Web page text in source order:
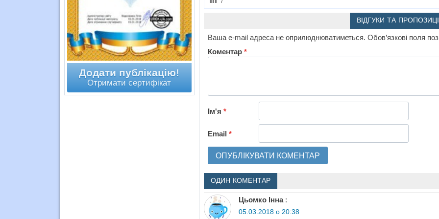
ВІДГУКИ ТА
Ваша e-mail адреса не оприлюднюватиметься. Обов’язкові поля
Коментар *
Ім'я *
Email *
ОДИН КОМЕНТАР
Цьомко Інна :
05.03.2018 о 20:38
Додати публікацію!
Отримати сертифікат